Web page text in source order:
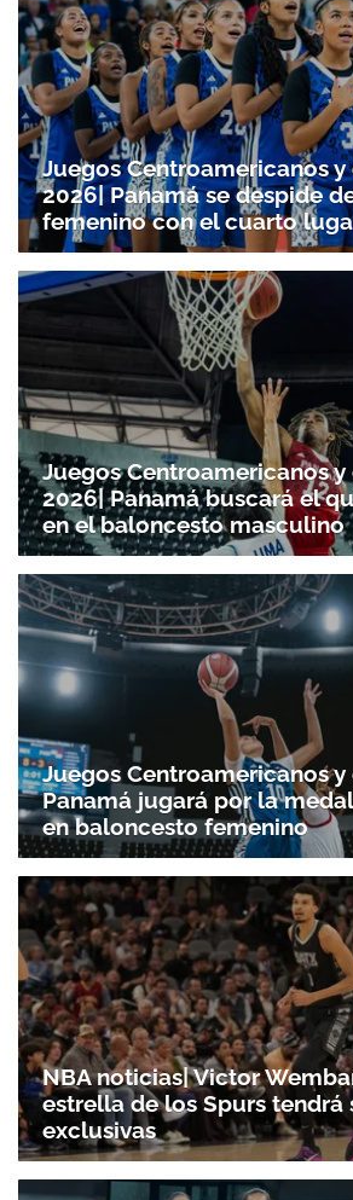
Juegos Centroamericanos y
2026| Panamá se despide
femenino con el cuarto
Juegos Centroamericanos y
2026| Panamá buscará el
en el baloncesto masculino
Juegos Centroamericanos y
Panamá jugará por la
en baloncesto femenino
NBA noticias| Victor
estrella de los Spurs tendrá
exclusivas